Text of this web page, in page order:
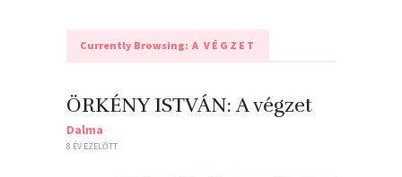
Currently Browsing: A VÉGZET
ÖRKÉNY ISTVÁN: A végzet
Dalma
8 ÉV EZELŐTT